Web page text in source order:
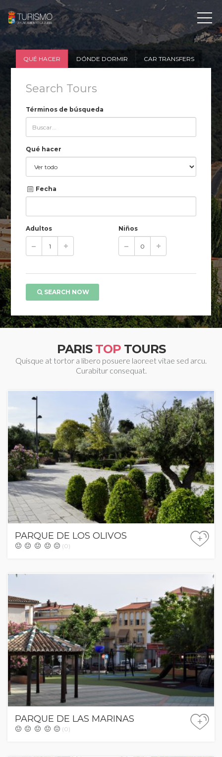
QUÉ HACER DÓNDE DORMIR CAR TRANSFERS
Search Tours
Términos de búsqueda
Qué hacer
Fecha
Adultos Niños
SEARCH NOW
PARIS TOPTOURS
Quisque at tortor a libero posuere laoreet vitae sed arcu.
Curabitur consequat.
PARQUE DE LOS OLIVOS
(0)
+
PARQUE DE LAS MARINAS
(0)
+